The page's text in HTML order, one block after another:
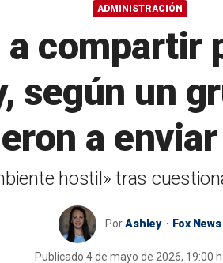
ADMINISTRACIÓN
a
según un
a
hostil» tras
PorAshley Fox News
Publicado 4 de mayo de 2026, 19:00 h